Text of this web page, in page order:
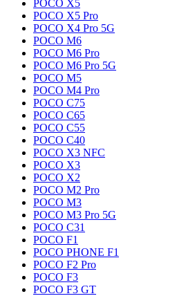
POCO X5
POCO X5 Pro
POCO X4 Pro 5G
POCO M6
POCO M6 Pro
POCO M6 Pro 5G
POCO M5
POCO M4 Pro
POCO C75
POCO C65
POCO C55
POCO C40
POCO X3 NFC
POCO X3
POCO X2
POCO M2 Pro
POCO M3
POCO M3 Pro 5G
POCO C31
POCO F1
POCO PHONE F1
POCO F2 Pro
POCO F3
POCO F3 GT